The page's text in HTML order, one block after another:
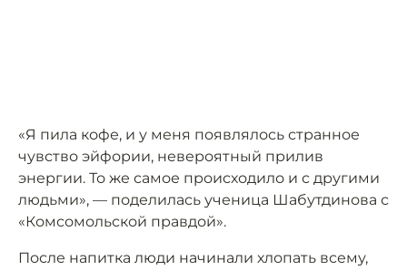
«Я пила кофе, и у меня появлялось странное
чувство эйфории, невероятный прилив
энергии. То же самое происходило и с другими
людьми», — поделилась ученица Шабутдинова с
«Комсомольской правдой».
После напитка люди начинали хлопать всему,